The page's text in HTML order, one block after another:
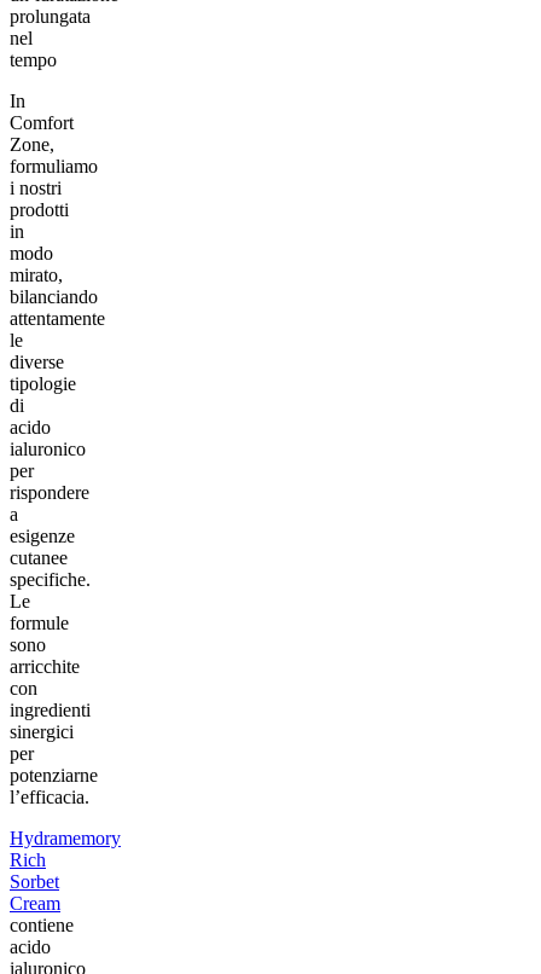
prolungata
nel
tempo
In
Comfort
Zone,
formuliamo
i nostri
prodotti
in
modo
mirato,
bilanciando
attentamente
le
diverse
tipologie
di
acido
ialuronico
per
rispondere
a
esigenze
cutanee
specifiche.
Le
formule
sono
arricchite
con
ingredienti
sinergici
per
potenziarne
l’efficacia.
Hydramemory
Rich
Sorbet
Cream
contiene
acido
ialuronico